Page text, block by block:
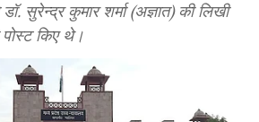
सुरेन्द्र कुमार शर्मा (अज्ञात) की लिखी
किए थे।